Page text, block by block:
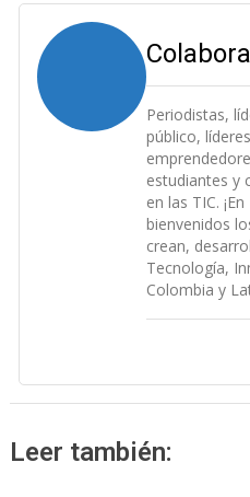
Periodistas,
público,
estudiantes y
en las TIC.
bienvenidos
crean,
Tecnología,
Colombia y
Leer también: